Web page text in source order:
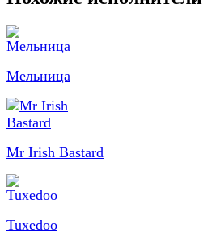
Мельница
Mr Irish Bastard
Tuxedoo